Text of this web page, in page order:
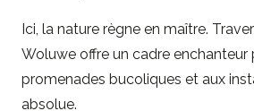
Ici, la nature règne en maître.
Woluwe offre un cadre enchanteur
promenades bucoliques et aux
absolue.